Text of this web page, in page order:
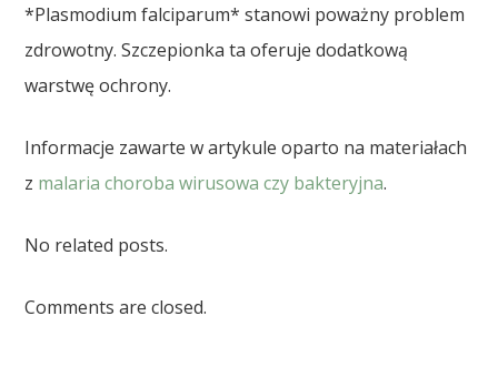
*Plasmodium falciparum* stanowi poważny problem
zdrowotny. Szczepionka ta oferuje dodatkową
warstwę ochrony.
Informacje zawarte w artykule oparto na materiałach
z malaria choroba wirusowa czy bakteryjna.
No related posts.
Comments are closed.